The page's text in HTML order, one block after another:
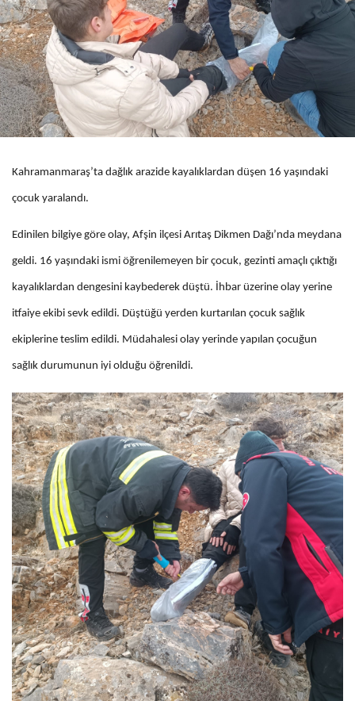
Kahramanmaraş’ta dağlık arazide kayalıklardan düşen 16 yaşındaki
çocuk yaralandı.
Edinilen bilgiye göre olay, Afşin ilçesi Arıtaş Dikmen Dağı’nda meydana
geldi. 16 yaşındaki ismi öğrenilemeyen bir çocuk, gezinti amaçlı çıktığı
kayalıklardan dengesini kaybederek düştü. İhbar üzerine olay yerine
itfaiye ekibi sevk edildi. Düştüğü yerden kurtarılan çocuk sağlık
ekiplerine teslim edildi. Müdahalesi olay yerinde yapılan çocuğun
sağlık durumunun iyi olduğu öğrenildi.